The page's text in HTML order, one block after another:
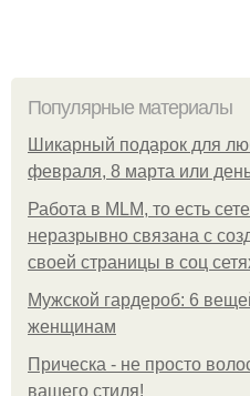
Популярные материалы
Шикарный подарок для
февраля, 8 марта или
Работа в MLM, то есть
неразрывно связана с
своей страницы в соц
Мужской гардероб: 6
женщинам
Прическа - не просто
вашего стиля!